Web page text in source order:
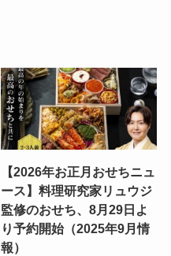
【2026年お正月おせちニュ
ース】料理研究家リュウジ
監修のおせち、8月29日よ
り予約開始（2025年9月情
報）